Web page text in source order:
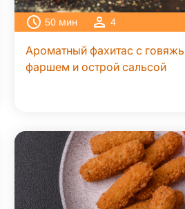
50 мин 4
Ароматный фахитас с
фаршем и острой сальсой